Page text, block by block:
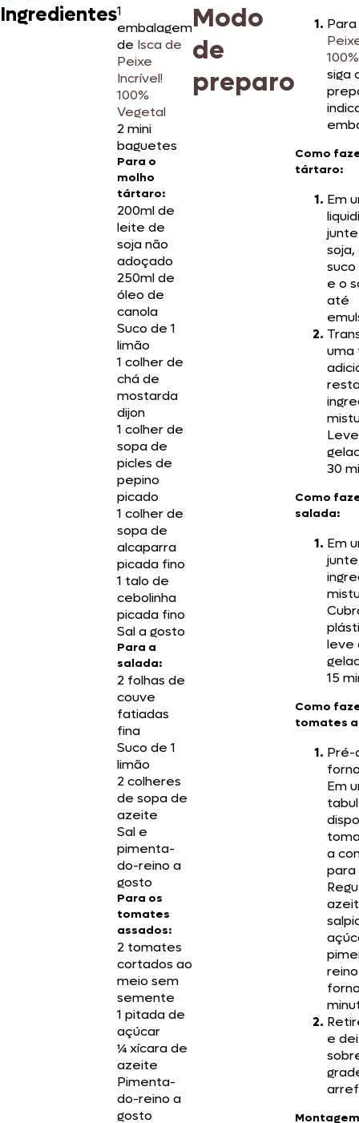
Ingredientes1
embalagem
de Isca de
Peixe
Incrível!
100%
Vegetal
2 mini
baguetes
Para o
molho
tártaro:
200ml de
leite de
soja não
adoçado
250ml de
óleo de
canola
Suco de 1
limão
1 colher de
chá de
mostarda
dijon
1 colher de
sopa de
picles de
pepino
picado
1 colher de
sopa de
alcaparra
picada fino
1 talo de
cebolinha
picada fino
Sal a gosto
Para a
salada:
2 folhas de
couve
fatiadas
fina
Suco de 1
limão
2 colheres
de sopa de
azeite
Sal e
pimenta-
do-reino a
gosto
Para os
tomates
assados:
2 tomates
cortados ao
meio sem
semente
1 pitada de
açúcar
¼ xícara de
azeite
Pimenta-
do-reino a
gosto
Modo
de
preparo
siga
Como
tártaro:
Em
soja,
e o
até
uma
30
Como
salada:
Em
leve
15
Como
tomates
Pré-
Em
a
para
e